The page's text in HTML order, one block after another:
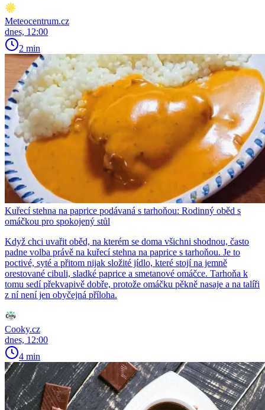
Meteocentrum.cz
dnes, 12:00
2 min
Kuřecí stehna na paprice podávaná s tarhoňou: Rodinný oběd s
omáčkou pro spokojený stůl
Když chci uvařit oběd, na kterém se doma všichni shodnou, často
padne volba právě na kuřecí stehna na paprice s tarhoňou. Je to
poctivé, syté a přitom nijak složité jídlo, které stojí na jemně
orestované cibuli, sladké paprice a smetanové omáčce. Tarhoňa k
tomu sedí překvapivě dobře, protože omáčku pěkně nasaje a na talíři
z ní není jen obyčejná příloha.
Cooky.cz
dnes, 12:00
4 min